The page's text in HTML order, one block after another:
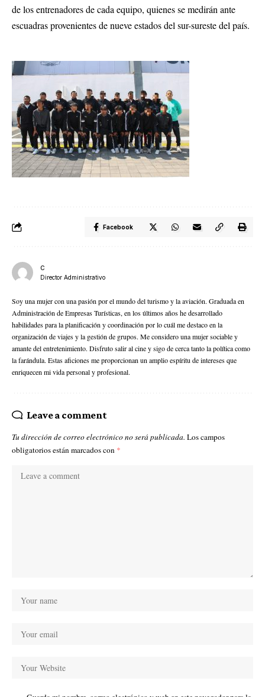
de los entrenadores de cada equipo, quienes se medirán ante
escuadras provenientes de nueve estados del sur-sureste del país.
Facebook
C
Director Administrativo
Soy una mujer con una pasión por el mundo del turismo y la aviación. Graduada en
Administración de Empresas Turísticas, en los últimos años he desarrollado
habilidades para la planificación y coordinación por lo cuál me destaco en la
organización de viajes y la gestión de grupos. Me considero una mujer sociable y
amante del entretenimiento. Disfruto salir al cine y sigo de cerca tanto la política como
la farándula. Estas aficiones me proporcionan un amplio espíritu de intereses que
enriquecen mi vida personal y profesional.
Leave a comment
Tu dirección de correo electrónico no será publicada. Los campos
obligatorios están marcados con *